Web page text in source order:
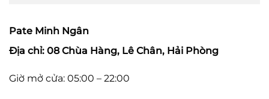
Pate Minh Ngân
Địa chỉ: 08 Chùa Hàng, Lê Chân, Hải Phòng
Giờ mở cửa: 05:00 – 22:00